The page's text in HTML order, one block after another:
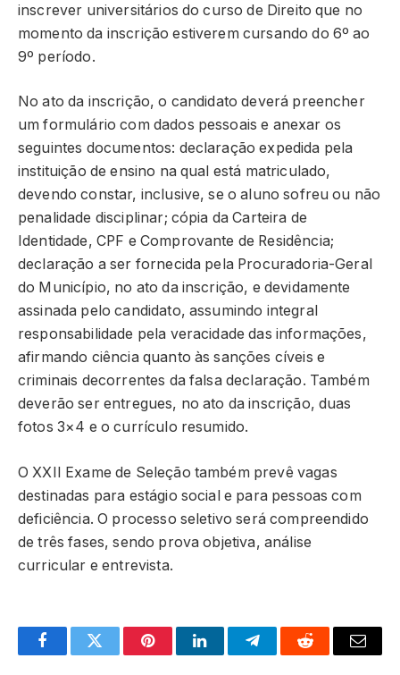
inscrever universitários do curso de Direito que no
momento da inscrição estiverem cursando do 6º ao
9º período.
No ato da inscrição, o candidato deverá preencher
um formulário com dados pessoais e anexar os
seguintes documentos: declaração expedida pela
instituição de ensino na qual está matriculado,
devendo constar, inclusive, se o aluno sofreu ou não
penalidade disciplinar; cópia da Carteira de
Identidade, CPF e Comprovante de Residência;
declaração a ser fornecida pela Procuradoria-Geral
do Município, no ato da inscrição, e devidamente
assinada pelo candidato, assumindo integral
responsabilidade pela veracidade das informações,
afirmando ciência quanto às sanções cíveis e
criminais decorrentes da falsa declaração. Também
deverão ser entregues, no ato da inscrição, duas
fotos 3×4 e o currículo resumido.
O XXII Exame de Seleção também prevê vagas
destinadas para estágio social e para pessoas com
deficiência. O processo seletivo será compreendido
de três fases, sendo prova objetiva, análise
curricular e entrevista.
FacebookTwitter PinterestLinkedInTelegramReddit Email